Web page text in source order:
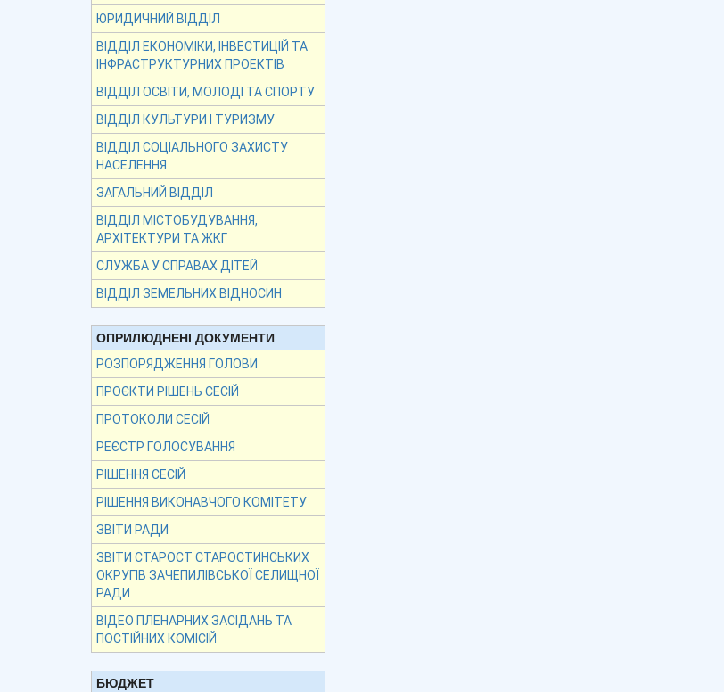
ЮРИДИЧНИЙ ВІДДІЛ
ВІДДІЛ ЕКОНОМІКИ, ІНВЕСТИЦІЙ ТА
ІНФРАСТРУКТУРНИХ ПРОЕКТІВ
ВІДДІЛ ОСВІТИ, МОЛОДІ ТА СПОРТУ
ВІДДІЛ КУЛЬТУРИ І ТУРИЗМУ
ВІДДІЛ СОЦІАЛЬНОГО ЗАХИСТУ
НАСЕЛЕННЯ
ЗАГАЛЬНИЙ ВІДДІЛ
ВІДДІЛ МІСТОБУДУВАННЯ,
АРХІТЕКТУРИ ТА ЖКГ
СЛУЖБА У СПРАВАХ ДІТЕЙ
ВІДДІЛ ЗЕМЕЛЬНИХ ВІДНОСИН
ОПРИЛЮДНЕНІ ДОКУМЕНТИ
РОЗПОРЯДЖЕННЯ ГОЛОВИ
ПРОЄКТИ РІШЕНЬ СЕСІЙ
ПРОТОКОЛИ СЕСІЙ
РЕЄСТР ГОЛОСУВАННЯ
РІШЕННЯ СЕСІЙ
РІШЕННЯ ВИКОНАВЧОГО КОМІТЕТУ
ЗВІТИ РАДИ
ЗВІТИ СТАРОСТ СТАРОСТИНСЬКИХ
ОКРУГІВ ЗАЧЕПИЛІВСЬКОЇ СЕЛИЩНОЇ
РАДИ
ВІДЕО ПЛЕНАРНИХ ЗАСІДАНЬ ТА
ПОСТІЙНИХ КОМІСІЙ
БЮДЖЕТ